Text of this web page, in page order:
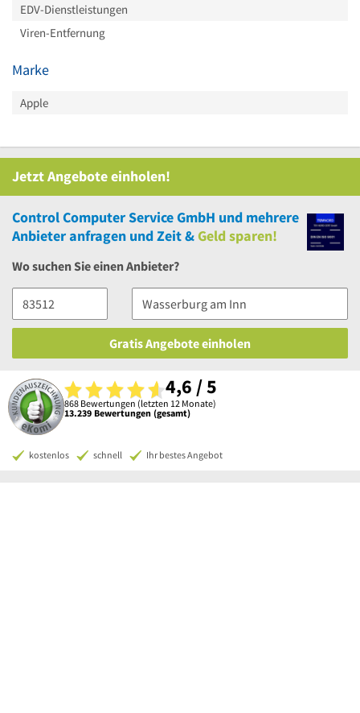
EDV-Dienstleistungen
Viren-Entfernung
Marke
Apple
Jetzt Angebote einholen!
Control Computer Service GmbH und mehrere
Anbieter anfragen und Zeit &Geld sparen!
Wo suchen Sie einen Anbieter?
Gratis Angebote einholen
4,6 / 5
868 Bewertungen (letzten 12 Monate)
13.239 Bewertungen (gesamt)
kostenlos schnell Ihr bestes Angebot